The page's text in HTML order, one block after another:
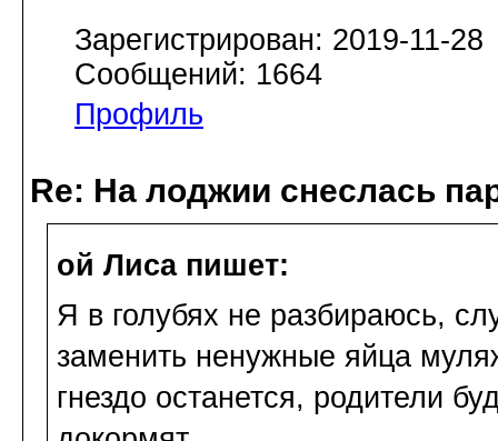
Зарегистрирован: 2019-11-28
Сообщений: 1664
Профиль
Re: На лоджии снеслась
ой Лиса пишет:
Я в голубях не разбираюсь,
заменить ненужные яйца
гнездо останется, родители